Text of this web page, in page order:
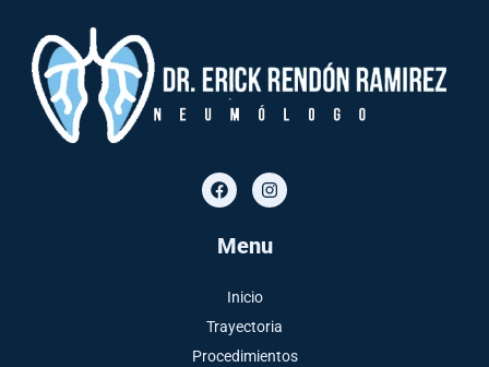
Menu
Inicio
Trayectoria
Procedimientos